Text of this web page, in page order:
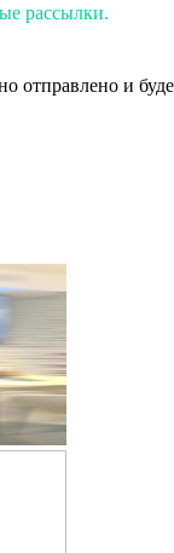
рассылки.
отправлено и